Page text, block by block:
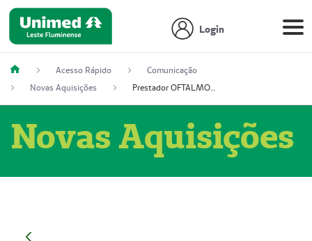
Login
Acesso Rápido
Comunicação
Novas Aquisições
Prestador OFTALMOCLÍNICA SÃO GONÇALO (55004164-2)
Novas Aquisições